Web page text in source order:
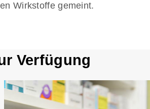
Wirkstoffe gemeint.
Verfügung